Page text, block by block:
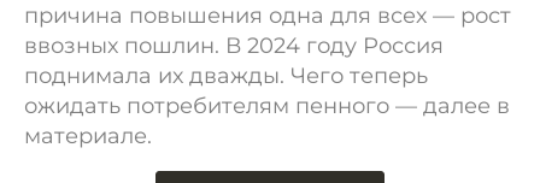
причина повышения одна для всех — рост
ввозных пошлин. В 2024 году Россия
поднимала их дважды. Чего теперь
ожидать потребителям пенного — далее в
материале.